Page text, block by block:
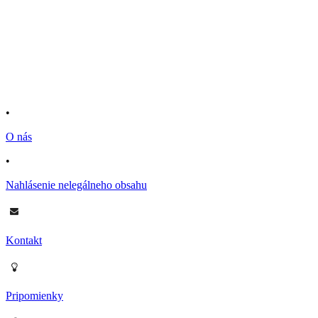
•
O nás
•
Nahlásenie nelegálneho obsahu
Kontakt
Pripomienky